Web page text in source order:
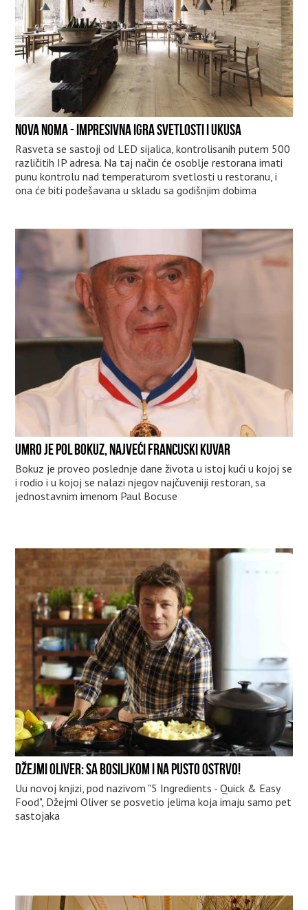
NOVA NOMA - IMPRESIVNA IGRA SVETLOSTI I UKUSA
Rasveta se sastoji od LED sijalica, kontrolisanih putem 500
različitih IP adresa. Na taj način će osoblje restorana imati
punu kontrolu nad temperaturom svetlosti u restoranu, i
ona će biti podešavana u skladu sa godišnjim dobima
UMRO JE POL BOKUZ, NAJVEĆI FRANCUSKI KUVAR
Bokuz je proveo poslednje dane života u istoj kući u kojoj se
i rodio i u kojoj se nalazi njegov najčuveniji restoran, sa
jednostavnim imenom Paul Bocuse
DŽEJMI OLIVER: SA BOSILJKOM I NA PUSTO OSTRVO!
Uu novoj knjizi, pod nazivom "5 Ingredients - Quick & Easy
Food", Džejmi Oliver se posvetio jelima koja imaju samo pet
sastojaka